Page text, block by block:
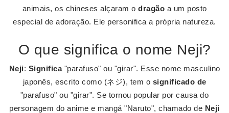
animais, os chineses alçaram o dragão a um posto
especial de adoração. Ele personifica a própria natureza.
O que significa o nome Neji?
Neji: Significa"parafuso" ou "girar". Esse nome masculino
japonês, escrito como (ネジ), tem o significado de
"parafuso" ou "girar". Se tornou popular por causa do
personagem do anime e mangá "Naruto", chamado de Neji